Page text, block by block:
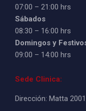
07:00 – 21:00 hrs
Sábados
08:30 – 16:00 hrs
Domingos y
09:00 – 14:00 hrs
Sede Clinica:
Dirección: Matta